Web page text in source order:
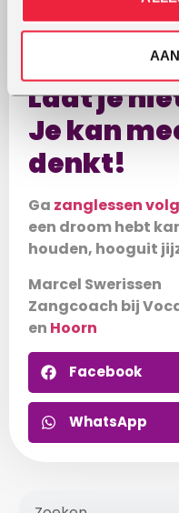
het binnen een
Laat je
Je kan
denkt!
Ga zanglessen
een droom hebt
houden, hooguit
Marcel Swerissen
Zangcoach bij
en Hoorn
Facebook
WhatsApp